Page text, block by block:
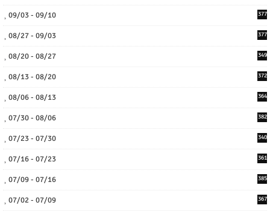
09/03 - 09/10 377
08/27 - 09/03 377
08/20 - 08/27 349
08/13 - 08/20 372
08/06 - 08/13 364
07/30 - 08/06 382
07/23 - 07/30 340
07/16 - 07/23 361
07/09 - 07/16 385
07/02 - 07/09 367